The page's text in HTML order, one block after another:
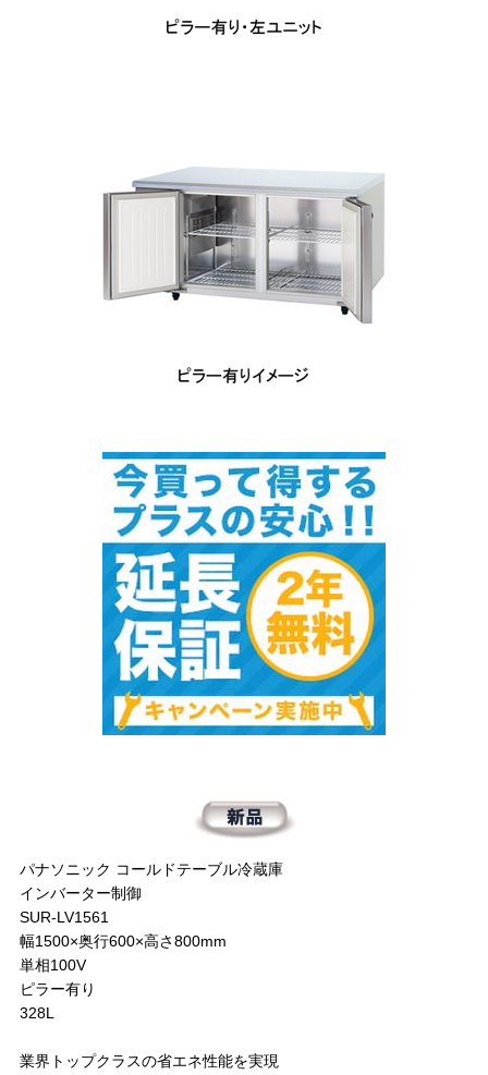
パナソニック コールドテーブル冷蔵庫
インバーター制御
SUR-LV1561
幅1500×奥行600×高さ800mm
単相100V
ピラー有り
328L
業界トップクラスの省エネ性能を実現